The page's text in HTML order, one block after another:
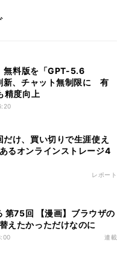
無料版を「GPT-5.6
新、チャット無制限に 有
精度向上
だけ、買い切りで生涯使え
るオンラインストレージ4
レポート
第75回 【漫画】ブラウザの
えたかっただけなのに
連載